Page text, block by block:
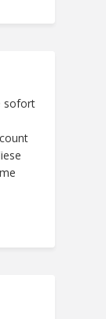
sofort